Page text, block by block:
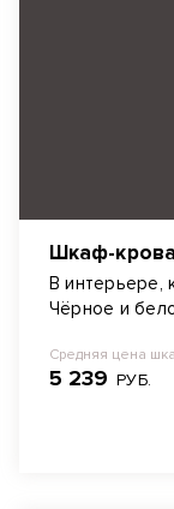
Шкаф-
В интерьере,
Чёрное и
Средняя цена
5 239 РУБ.